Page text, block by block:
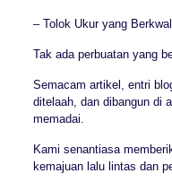
– Tolok Ukur yang
Tak ada perbuatan yang
Semacam artikel, entri
ditelaah, dan dibangun di
memadai.
Kami senantiasa
kemajuan lalu lintas dan